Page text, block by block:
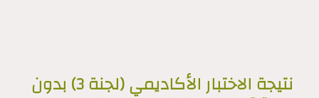
نتيجة الاختبار الأكاديمي (لجنة 3) بدون